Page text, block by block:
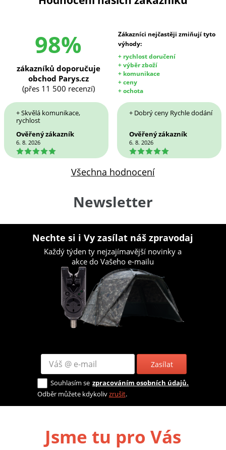
98%
Zákazníci nejčastěji zmiňují tyto
výhody:
+ rychlost doručení
+ výběr zboží
+ komunikace
+ ceny
+ ochota
zákazníků doporučuje
obchod Parys.cz
(přes 11 500 recenzí)
+ Skvělá komunikace,
rychlost
Ověřený zákazník
6. 8. 2026
5
+ Dobrý ceny Rychle dodání
Ověřený zákazník
6. 8. 2026
5
Všechna hodnocení
Newsletter
Nechte si i Vy zasílat náš zpravodaj
Každý týden ty nejzajímavější novinky a
akce do Vašeho e-mailu
Zasílat
Souhlasím se zpracováním osobních údajů.
Odběr můžete kdykolivzrušit.
Jsme tu pro Vás